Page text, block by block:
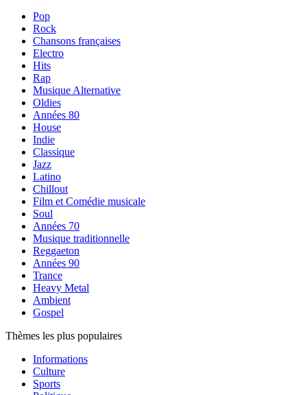
Pop
Rock
Chansons françaises
Electro
Hits
Rap
Musique Alternative
Oldies
Années 80
House
Indie
Classique
Jazz
Latino
Chillout
Film et Comédie musicale
Soul
Années 70
Musique traditionnelle
Reggaeton
Années 90
Trance
Heavy Metal
Ambient
Gospel
Thèmes les plus populaires
Informations
Culture
Sports